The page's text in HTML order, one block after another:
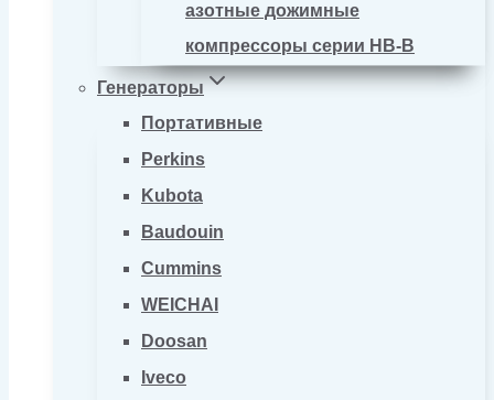
азотные дожимные
компрессоры серии HB-B
Генераторы
Портативные
Perkins
Kubota
Baudouin
Cummins
WEICHAI
Doosan
Iveco